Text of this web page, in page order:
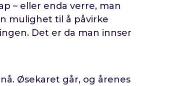
– eller enda verre, man
mulighet til å påvirke
Det er da man innser
Øsekaret går, og årenes